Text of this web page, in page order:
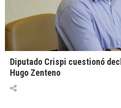
Diputado Crispi cuestionó
Hugo Zenteno